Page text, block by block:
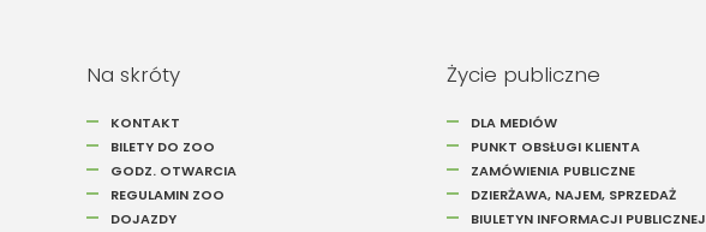
Na skróty
KONTAKT
BILETY DO ZOO
GODZ. OTWARCIA
REGULAMIN ZOO
DOJAZDY
Życie publiczne
DLA MEDIÓW
PUNKT OBSŁUGI KLIENTA
ZAMÓWIENIA PUBLICZNE
DZIERŻAWA, NAJEM, SPRZEDAŻ
BIULETYN INFORMACJI PUBLICZNEJ